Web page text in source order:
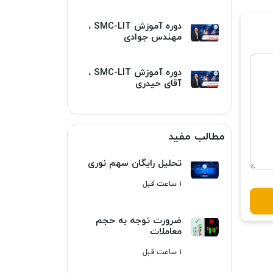
دوره آموزش SMC-LIT ،
مهندس جوادی
دوره آموزش SMC-LIT ،
آقای حیدری
مطالب مفید
تحلیل رایگان سهم نوری
۱ ساعت قبل
ضرورت توجه به حجم
معاملات
۱ ساعت قبل